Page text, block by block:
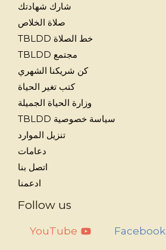
شارك شهادتك
صلاة الخلاص
خط الصلاة TBLDD
مجتمع TBLDD
كن شريكنا الشهري
كتب تغير الحياة
وزارة الحياة الجميلة
سياسة خصوصية TBLDD
تنزيل الموارد
دعامات
اتصل بنا
ادعمنا
Follow us
Facebook
YouTube